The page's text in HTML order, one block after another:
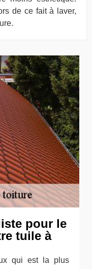
de ce fait à laver,
pour le
tuile à
qui est la plus